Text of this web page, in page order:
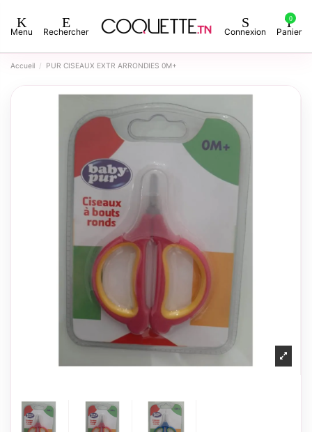
Menu Rechercher Connexion
0
Panier
Accueil PUR CISEAUX EXTR ARRONDIES 0M+